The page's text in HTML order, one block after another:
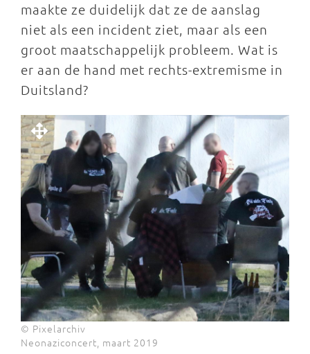
maakte ze duidelijk dat ze de aanslag
niet als een incident ziet, maar als een
groot maatschappelijk probleem. Wat is
er aan de hand met rechts-extremisme in
Duitsland?
© Pixelarchiv
Neonaziconcert, maart 2019